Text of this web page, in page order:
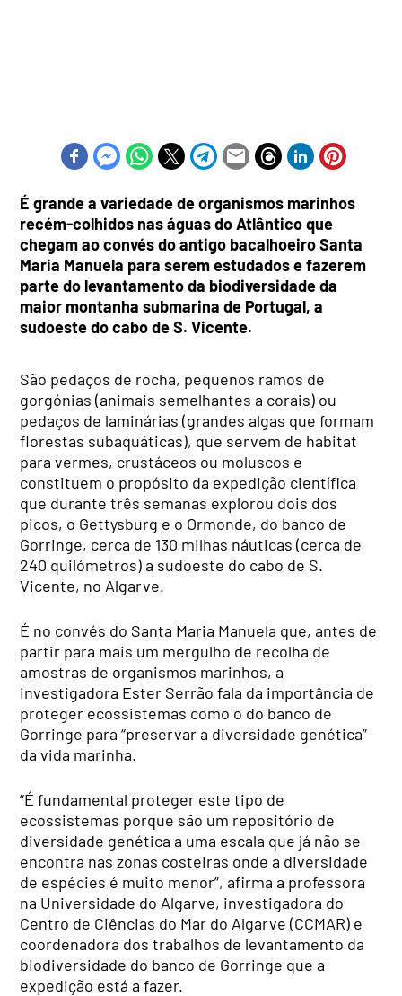
É grande a variedade de organismos marinhos
recém-colhidos nas águas do Atlântico que
chegam ao convés do antigo bacalhoeiro Santa
Maria Manuela para serem estudados e fazerem
parte do levantamento da biodiversidade da
maior montanha submarina de Portugal, a
sudoeste do cabo de S. Vicente.
São pedaços de rocha, pequenos ramos de
gorgónias (animais semelhantes a corais) ou
pedaços de laminárias (grandes algas que formam
florestas subaquáticas), que servem de habitat
para vermes, crustáceos ou moluscos e
constituem o propósito da expedição científica
que durante três semanas explorou dois dos
picos, o Gettysburg e o Ormonde, do banco de
Gorringe, cerca de 130 milhas náuticas (cerca de
240 quilómetros) a sudoeste do cabo de S.
Vicente, no Algarve.
É no convés do Santa Maria Manuela que, antes de
partir para mais um mergulho de recolha de
amostras de organismos marinhos, a
investigadora Ester Serrão fala da importância de
proteger ecossistemas como o do banco de
Gorringe para “preservar a diversidade genética”
da vida marinha.
“É fundamental proteger este tipo de
ecossistemas porque são um repositório de
diversidade genética a uma escala que já não se
encontra nas zonas costeiras onde a diversidade
de espécies é muito menor”, afirma a professora
na Universidade do Algarve, investigadora do
Centro de Ciências do Mar do Algarve (CCMAR) e
coordenadora dos trabalhos de levantamento da
biodiversidade do banco de Gorringe que a
expedição está a fazer.